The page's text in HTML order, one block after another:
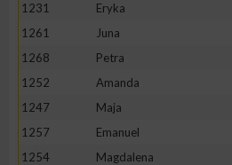
1231
Eryka
1261
Juna
1268
Petra
1252
Amanda
1247
Maja
1257
Emanuel
1254
Magdalena